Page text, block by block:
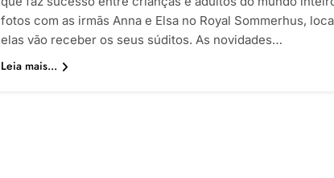
fotos com as irmãs Anna e Elsa no Royal Sommerhus,
elas vão receber os seus súditos. As novidades…
Leia mais...